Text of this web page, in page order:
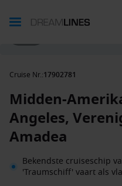
Cruise Nr.:17902781
Midden-
Angeles,
Amadea
Bekendste cruiseschip
'Traumschiff' vaart als